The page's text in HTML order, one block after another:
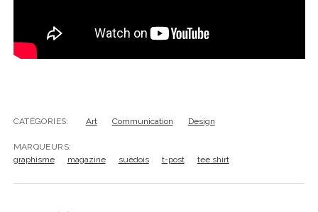
CATÉGORIES: Art Communication Design
MARQUEURS:
graphisme
magazine suédois t-post tee shirt